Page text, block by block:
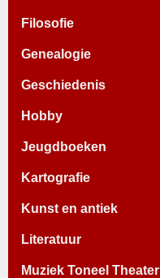
Filosofie
Genealogie
Geschiedenis
Hobby
Jeugdboeken
Kartografie
Kunst en antiek
Literatuur
Muziek Toneel Theater